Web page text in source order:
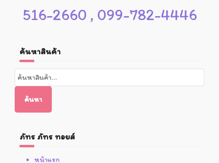
516-2660 , 099-782-4446
ค้นหาสินค้า
ค้นหา:
ค้นหา
ภัทร ภัทร ทอยส์
หน้าแรก